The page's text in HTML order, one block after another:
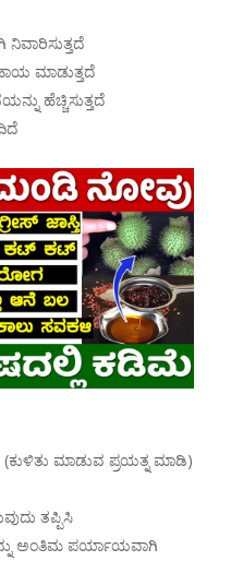
ಮಾಡುತ್ತದೆ
ಹೆಚ್ಚಿಸುತ್ತದೆ
ಮಾಡುವ ಪ್ರಯತ್ನ ಮಾಡಿ)
ತಪ್ಪಿಸಿ
ಅಂತಿಮ ಪರ್ಯಾಯವಾಗಿ